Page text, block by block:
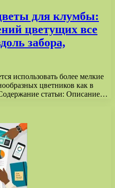
для клумбы:
цветущих все
забора,
использовать более мелкие
цветников как в
статьи: Описание…